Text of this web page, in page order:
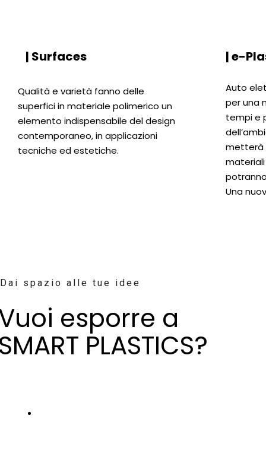
| Surfaces | e-
Auto
per una
tempi e
metterà
Una
Qualità e varietà fanno delle
superfici in materiale polimerico un
elemento indispensabile del design
contemporaneo, in applicazioni
tecniche ed estetiche.
Dai spazio alle tue idee
esporre a
PLASTICS?